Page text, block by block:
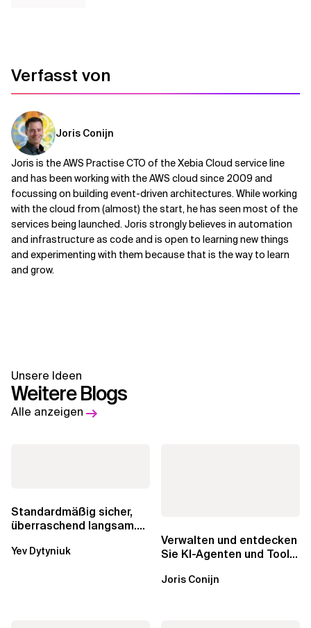
Verfasst von
Joris Conijn
Joris is the AWS Practise CTO of the Xebia Cloud service line
and has been working with the AWS cloud since 2009 and
focussing on building event-driven architectures. While working
with the cloud from (almost) the start, he has seen most of the
services being launched. Joris strongly believes in automation
and infrastructure as code and is open to learning new things
and experimenting with them because that is the way to learn
and grow.
Unsere Ideen
Weitere Blogs
Alle anzeigen
Standardmäßig sicher,
überraschend langsam.
über die RDS...
Yev Dytyniuk
Verwalten und entdecken
Sie KI-Agenten und Tools
AgentCore...
Joris Conijn